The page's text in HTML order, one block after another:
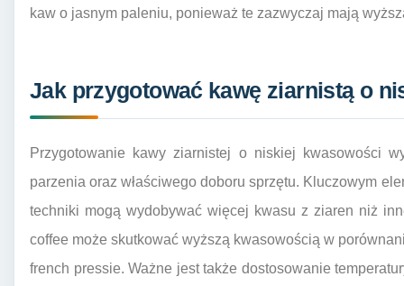
kaw o jasnym paleniu, ponieważ te zazwyczaj mają
Jak przygotować kawę ziarnistą o
Przygotowanie kawy ziarnistej o niskiej kwasowości
parzenia oraz właściwego doboru sprzętu. Kluczowym
techniki mogą wydobywać więcej kwasu z ziaren niż
coffee może skutkować wyższą kwasowością w
french pressie. Ważne jest także dostosowanie